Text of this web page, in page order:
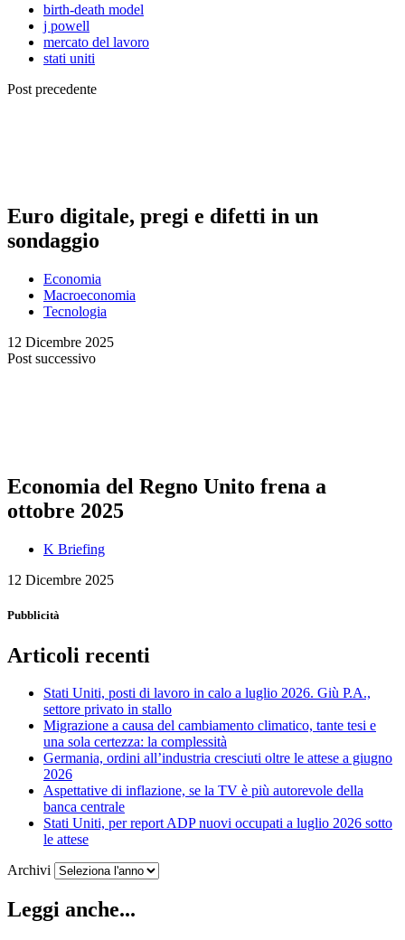
birth-death model
j powell
mercato del lavoro
stati uniti
Post precedente
Euro digitale, pregi e difetti in un
sondaggio
Economia
Macroeconomia
Tecnologia
12 Dicembre 2025
Post successivo
Economia del Regno Unito frena a
ottobre 2025
K Briefing
12 Dicembre 2025
Pubblicità
Articoli recenti
Stati Uniti, posti di lavoro in calo a luglio 2026. Giù P.A.,
settore privato in stallo
Migrazione a causa del cambiamento climatico, tante tesi e
una sola certezza: la complessità
Germania, ordini all’industria cresciuti oltre le attese a giugno
2026
Aspettative di inflazione, se la TV è più autorevole della
banca centrale
Stati Uniti, per report ADP nuovi occupati a luglio 2026 sotto
le attese
Archivi
Leggi anche...